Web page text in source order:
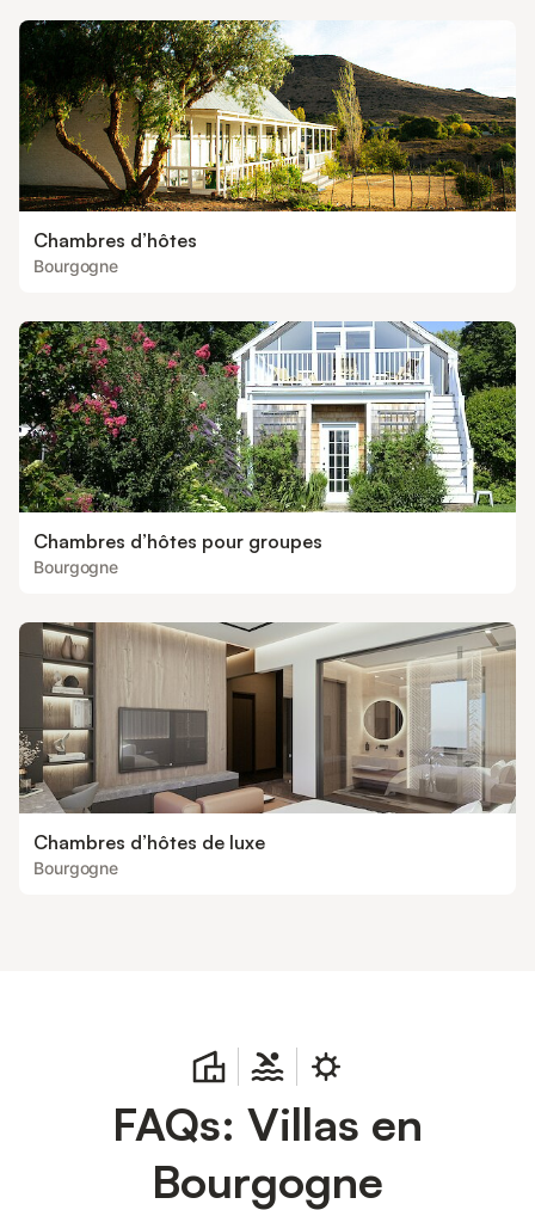
Chambres d’hôtes
Bourgogne
Chambres d’hôtes pour groupes
Bourgogne
Chambres d’hôtes de luxe
Bourgogne
FAQs: Villas en
Bourgogne